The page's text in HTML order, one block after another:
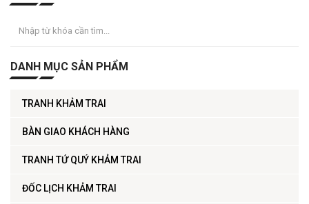
DANH MỤC SẢN PHẨM
TRANH KHẢM TRAI
BÀN GIAO KHÁCH HÀNG
TRANH TỨ QUÝ KHẢM TRAI
ĐỐC LỊCH KHẢM TRAI